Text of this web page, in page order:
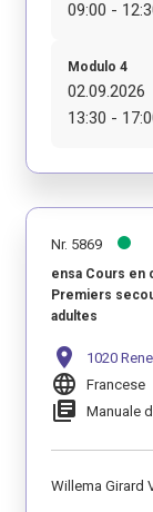
09:00 -
Modulo 4
02.09.2026
13:30 -
Nr. 5869
ensa Cours en
Premiers
adultes
location_on 1020
language Francese
library_books Manuale
Willema Girard